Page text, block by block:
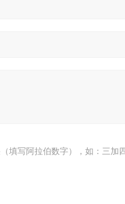
填写阿拉伯数字），如：三加